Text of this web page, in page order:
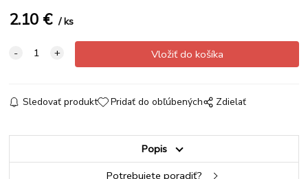
2.10 € ks
Sledovať produkt Pridať do obľúbených Zdielať
Popis
Potrebujete poradiť?